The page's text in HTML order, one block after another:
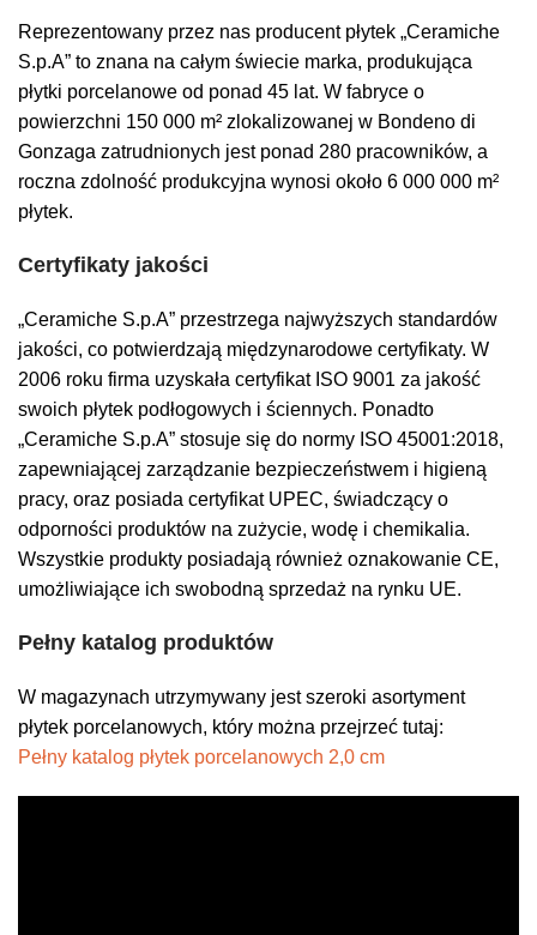
Reprezentowany przez nas producent płytek „Ceramiche
S.p.A” to znana na całym świecie marka, produkująca
płytki porcelanowe od ponad 45 lat. W fabryce o
powierzchni 150 000 m² zlokalizowanej w Bondeno di
Gonzaga zatrudnionych jest ponad 280 pracowników, a
roczna zdolność produkcyjna wynosi około 6 000 000 m²
płytek.
Certyfikaty jakości
„Ceramiche S.p.A” przestrzega najwyższych standardów
jakości, co potwierdzają międzynarodowe certyfikaty. W
2006 roku firma uzyskała certyfikat ISO 9001 za jakość
swoich płytek podłogowych i ściennych. Ponadto
„Ceramiche S.p.A” stosuje się do normy ISO 45001:2018,
zapewniającej zarządzanie bezpieczeństwem i higieną
pracy, oraz posiada certyfikat UPEC, świadczący o
odporności produktów na zużycie, wodę i chemikalia.
Wszystkie produkty posiadają również oznakowanie CE,
umożliwiające ich swobodną sprzedaż na rynku UE.
Pełny katalog produktów
W magazynach utrzymywany jest szeroki asortyment
płytek porcelanowych, który można przejrzeć tutaj:
Pełny katalog płytek porcelanowych 2,0 cm